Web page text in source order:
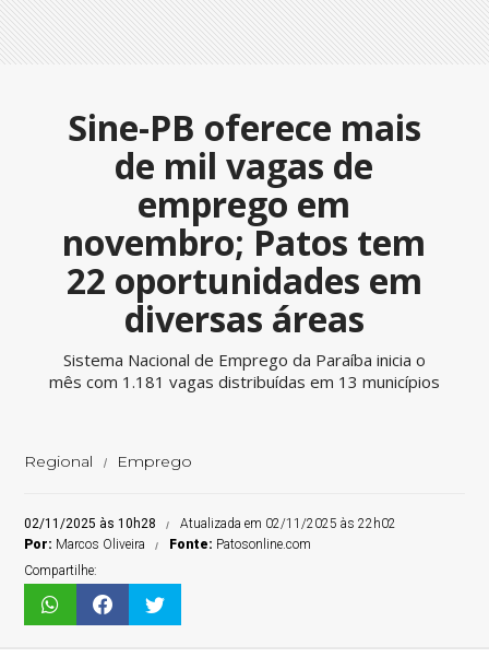
Sine-PB oferece mais
de mil vagas de
emprego em
novembro; Patos tem
22 oportunidades em
diversas áreas
Sistema Nacional de Emprego da Paraíba inicia o
mês com 1.181 vagas distribuídas em 13 municípios
Regional Emprego
02/11/2025 às 10h28
Atualizada em 02/11/2025 às 22h02
Por: Marcos Oliveira Fonte: Patosonline.com
Compartilhe: